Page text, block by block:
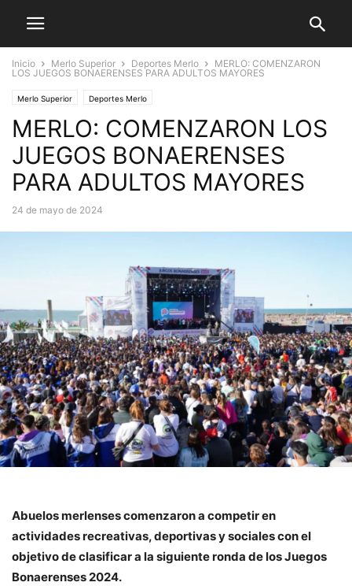
Inicio Merlo Superior Deportes Merlo
MERLO: COMENZARON
LOS JUEGOS BONAERENSES PARA ADULTOS MAYORES
Merlo Superior Deportes Merlo
MERLO: COMENZARON LOS
JUEGOS BONAERENSES
PARA ADULTOS MAYORES
24 de mayo de 2024
Abuelos merlenses comenzaron a competir en
actividades recreativas, deportivas y sociales con el
objetivo de clasificar a la siguiente ronda de los Juegos
Bonaerenses 2024.